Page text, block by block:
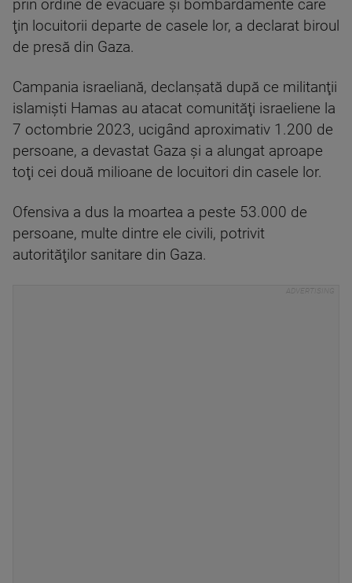
prin ordine de evacuare şi bombardamente care
ţin locuitorii departe de casele lor, a declarat biroul
de presă din Gaza.
Campania israeliană, declanşată după ce militanţii
islamişti Hamas au atacat comunităţi israeliene la
7 octombrie 2023, ucigând aproximativ 1.200 de
persoane, a devastat Gaza şi a alungat aproape
toţi cei două milioane de locuitori din casele lor.
Ofensiva a dus la moartea a peste 53.000 de
persoane, multe dintre ele civili, potrivit
autorităţilor sanitare din Gaza.